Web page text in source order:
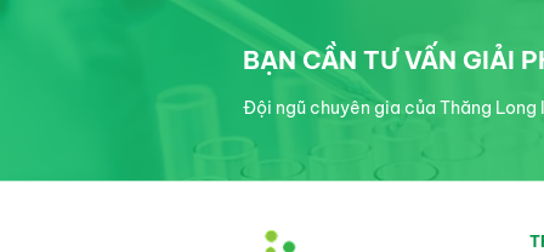
BẠN CẦN TƯ VẤN GIẢI
Đội ngũ chuyên gia của Thăng Long